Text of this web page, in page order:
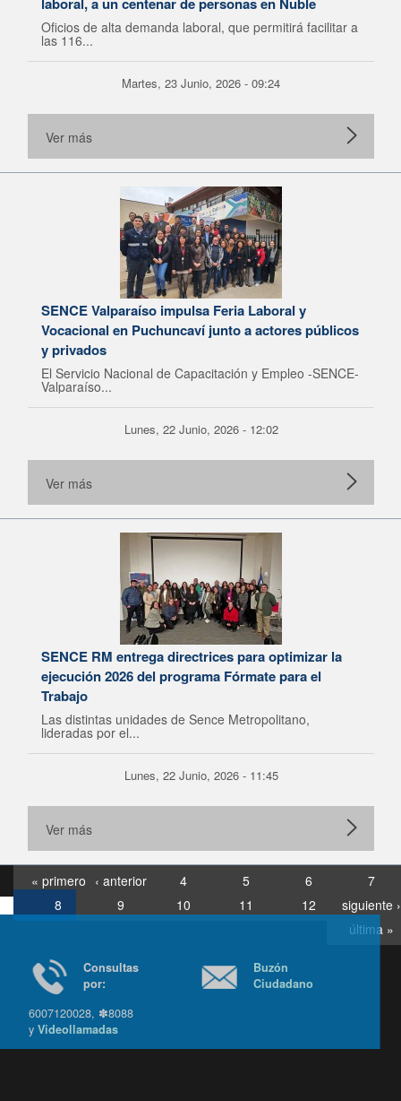
Oficios de alta demanda laboral, que permitirá facilitar a
las 116...
Martes, 23 Junio, 2026 - 09:24
Ver más
SENCE Valparaíso impulsa Feria Laboral y
Vocacional en Puchuncaví junto a actores públicos
y privados
El Servicio Nacional de Capacitación y Empleo -SENCE-
Valparaíso...
Lunes, 22 Junio, 2026 - 12:02
Ver más
SENCE RM entrega directrices para optimizar la
ejecución 2026 del programa Fórmate para el
Trabajo
Las distintas unidades de Sence Metropolitano,
lideradas por el...
Lunes, 22 Junio, 2026 - 11:45
Ver más
« primero ‹ anterior 4 5 6
7
8
9 10 11 12
siguiente ›
última »
Consultas
por:
6007120028, ✽8088
yVideollamadas
Buzón
Ciudadano